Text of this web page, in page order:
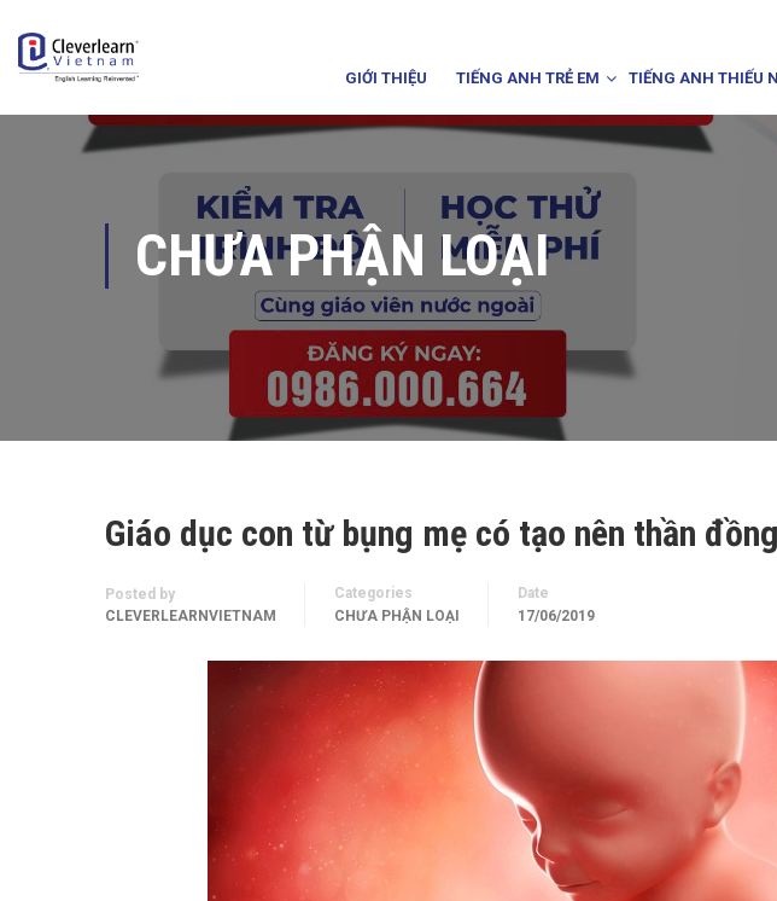
GIỚI THIỆU TIẾNG ANH TRẺ EM TIẾNG ANH THIẾU
CHƯA PHẬN LOẠI
Giáo dục con từ bụng mẹ có tạo nên thần
Posted by
CLEVERLEARNVIETNAM
Categories
CHƯA PHẬN LOẠI
Date
17/06/2019